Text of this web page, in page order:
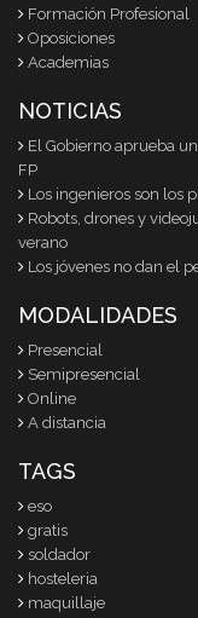
Formación Profesional
Oposiciones
Academias
NOTICIAS
El Gobierno aprueba
FP
Los ingenieros son los
Robots, drones y
verano
Los jóvenes no dan el
MODALIDADES
Presencial
Semipresencial
Online
A distancia
TAGS
eso
gratis
soldador
hosteleria
maquillaje